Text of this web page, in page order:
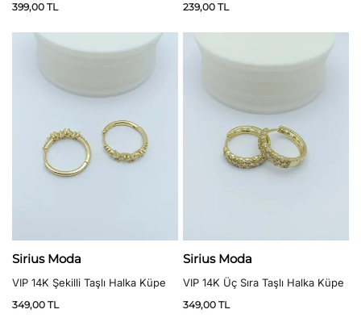
399,00 TL 239,00 TL
Sirius Moda
VIP 14K Şekilli Taşlı Halka Küpe
349,00 TL
Sirius Moda
VIP 14K Üç Sıra Taşlı Halka Küpe
349,00 TL